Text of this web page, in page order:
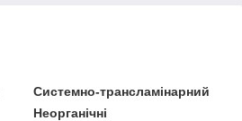
Системно-трансламінарний
Неорганічні